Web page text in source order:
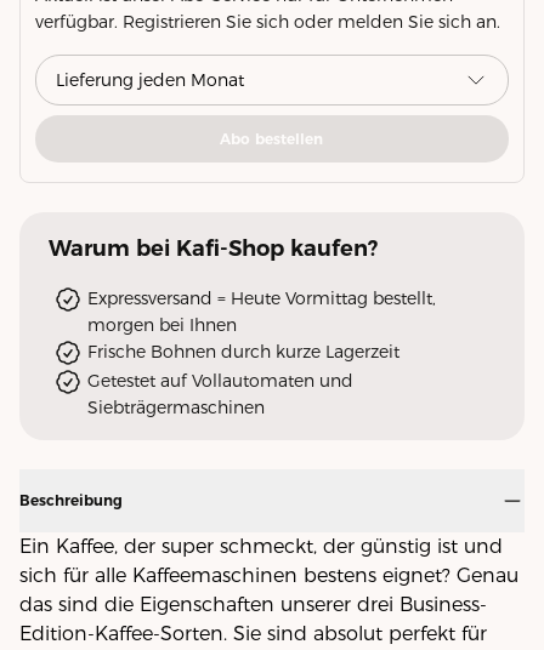
verfügbar. Registrieren Sie sich oder melden Sie sich an.
Abo bestellen
Warum bei Kafi-Shop kaufen?
Expressversand = Heute Vormittag bestellt,
morgen bei Ihnen
Frische Bohnen durch kurze Lagerzeit
Getestet auf Vollautomaten und
Siebträgermaschinen
Beschreibung
Ein Kaffee, der super schmeckt, der günstig ist und
sich für alle Kaffeemaschinen bestens eignet? Genau
das sind die Eigenschaften unserer drei Business-
Edition-Kaffee-Sorten. Sie sind absolut perfekt für